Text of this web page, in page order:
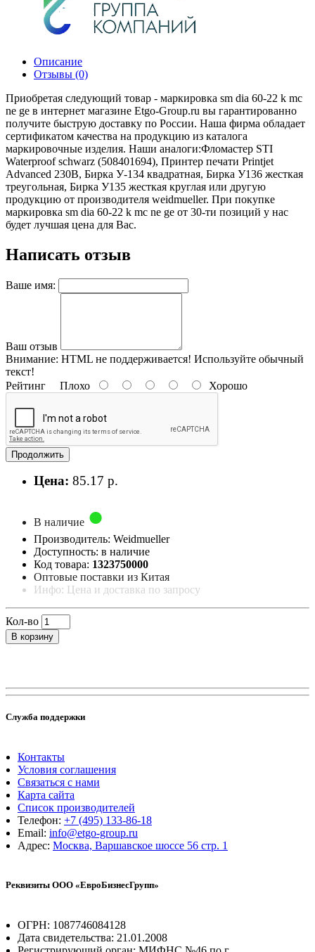
Описание
Отзывы (0)
Приобретая следующий товар - маркировка sm dia 60-22 k mc
ne ge в интернет магазине Etgo-Group.ru вы гарантированно
получите быструю доставку по России. Наша фирма обладает
сертификатом качества на продукцию из каталога
маркировочные изделия. Наши аналоги:Фломастер STI
Waterproof schwarz (508401694), Принтер печати Printjet
Advanced 230В, Бирка У-134 квадратная, Бирка У136 жесткая
треугольная, Бирка У135 жесткая круглая или другую
продукцию от производителя weidmueller. При покупке
маркировка sm dia 60-22 k mc ne ge от 30-ти позиций у нас
будет лучшая цена для Вас.
Написать отзыв
Ваше имя:
Ваш отзыв
Внимание: HTML не поддерживается! Используйте обычный
текст!
Рейтинг Плохо Хорошо
Продолжить
Цена: 85.17 р.
В наличие
Производитель: Weidmueller
Доступность: в наличие
Код товара: 1323750000
Оптовые поставки из Китая
Инфо: Цена и доставка по запросу
Кол-во
В корзину
Служба поддержки
Контакты
Условия соглашения
Связаться с нами
Карта сайта
Список производителей
Телефон: +7 (495) 133-86-18
Email: info@etgo-group.ru
Адрес: Москва, Варшавское шоссе 56 стр. 1
Реквизиты ООО «ЕвроБизнесГрупп»
ОГРН: 1087746084128
Дата свидетельства: 21.01.2008